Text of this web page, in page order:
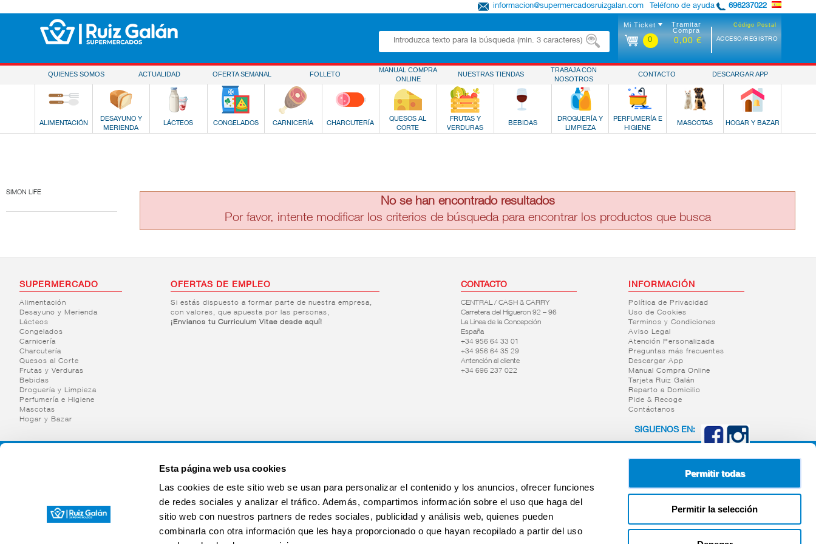
Esta página web usa cookies
Las cookies de este sitio web se usan para personalizar el contenido y los anuncios, ofrecer funciones
de redes sociales y analizar el tráfico. Además, compartimos información sobre el uso que haga del
sitio web con nuestros partners de redes sociales, publicidad y análisis web, quienes pueden
combinarla con otra información que les haya proporcionado o que hayan recopilado a partir del uso
Permitir todas
Permitir la selección
Teléfono de ayuda 696237022
informacion@supermercadosruizgalan.com
Código Postal
ACCESO/REGISTRO
Mi Ticket
0
Tramitar
Compra
0,00 €
QUIENES SOMOS ACTUALIDAD OFERTA SEMANAL FOLLETO
MANUAL COMPRA
ONLINE
NUESTRAS TIENDAS
TRABAJA CON
NOSOTROS
CONTACTO DESCARGAR APP
ALIMENTACIÓN
DESAYUNO Y
MERIENDA
LÁCTEOS CONGELADOS CARNICERÍA CHARCUTERÍA
QUESOS AL
CORTE
FRUTAS Y
VERDURAS
BEBIDAS
DROGUERÍA Y
LIMPIEZA
PERFUMERÍA E
HIGIENE
MASCOTAS HOGAR Y BAZAR
SIMON LIFE
No se han encontrado resultados
Por favor, intente modificar los criterios de búsqueda para encontrar los productos que busca
SUPERMERCADO
Alimentación
Desayuno y Merienda
Lácteos
Congelados
Carnicería
Charcutería
Quesos al Corte
Frutas y Verduras
Bebidas
Droguería y Limpieza
Perfumería e Higiene
Mascotas
Hogar y Bazar
OFERTAS DE EMPLEO
Si estás dispuesto a formar parte de nuestra empresa,
con valores, que apuesta por las personas,
¡Envianos tu Curriculum Vitae desde aquí!
CONTACTO
CENTRAL / CASH & CARRY
Carretera del Higueron 92 – 96
La Linea de la Concepción
España
+34 956 64 33 01
+34 956 64 35 29
Antención al cliente
+34 696 237 022
INFORMACIÓN
Política de Privacidad
Uso de Cookies
Terminos y Condiciones
Aviso Legal
Atención Personalizada
Preguntas más frecuentes
Descargar App
Manual Compra Online
Tarjeta Ruiz Galán
Reparto a Domicilio
Pide & Recoge
Contáctanos
SIGUENOS EN: